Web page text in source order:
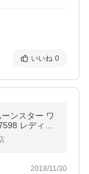
いいね 0
ンスター ワ
レディー
2018/11/30